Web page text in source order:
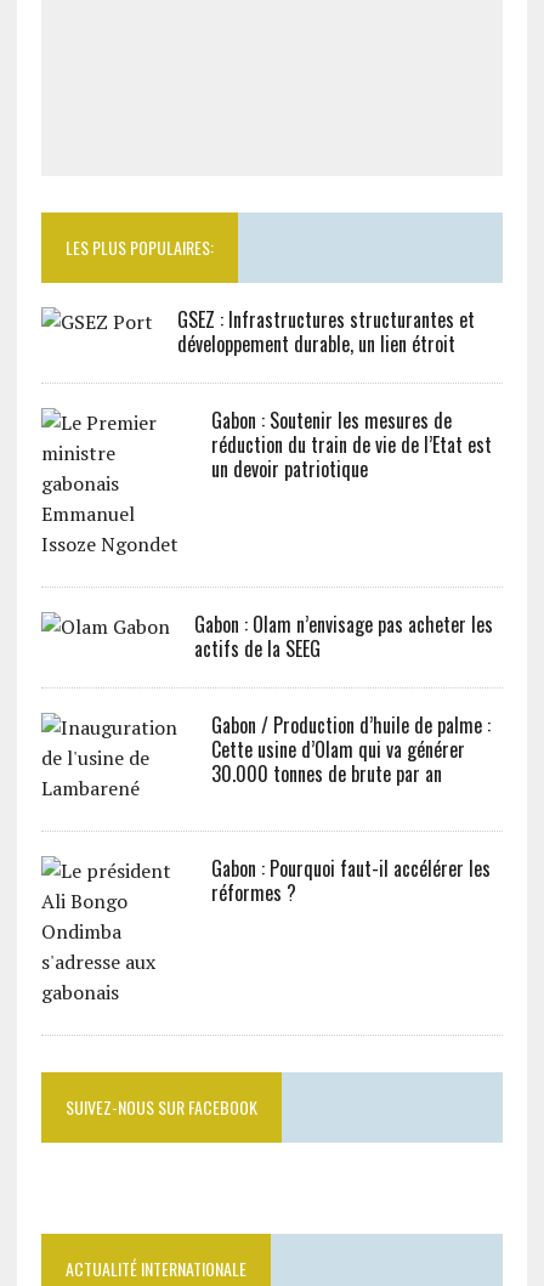
LES PLUS POPULAIRES:
GSEZ : Infrastructures structurantes et
développement durable, un lien étroit
Gabon : Soutenir les mesures de
réduction du train de vie de l’Etat est
un devoir patriotique
Gabon : Olam n’envisage pas acheter les
actifs de la SEEG
Gabon / Production d’huile de palme :
Cette usine d’Olam qui va générer
30.000 tonnes de brute par an
Gabon : Pourquoi faut-il accélérer les
réformes ?
SUIVEZ-NOUS SUR FACEBOOK
ACTUALITÉ INTERNATIONALE